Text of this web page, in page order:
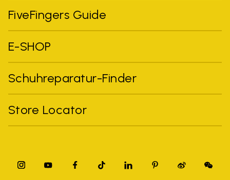
FiveFingers Guide
E-SHOP
Schuhreparatur-Finder
Store Locator